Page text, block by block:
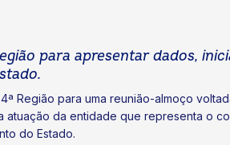
para apresentar dados,
Região para uma reunião-almoço
da entidade que representa o
do Estado.